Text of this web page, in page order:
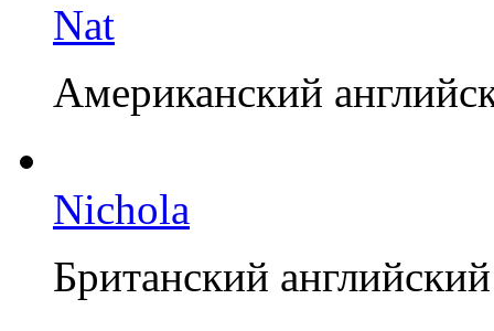
Nat
Американский
Nichola
Британский